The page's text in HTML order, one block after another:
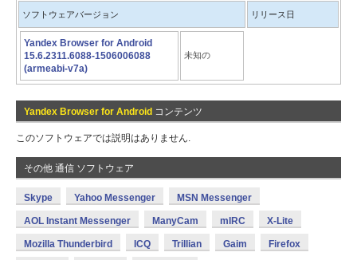
ソフトウェアバージョン リリース日
Yandex Browser for Android
15.6.2311.6088-1506006088
(armeabi-v7a)
未知の
Yandex Browser for Android コンテンツ
このソフトウェアでは説明はありません.
その他 通信 ソフトウェア
Skype Yahoo Messenger MSN Messenger
AOL Instant Messenger ManyCam mIRC X-Lite
Mozilla Thunderbird ICQ Trillian Gaim Firefox